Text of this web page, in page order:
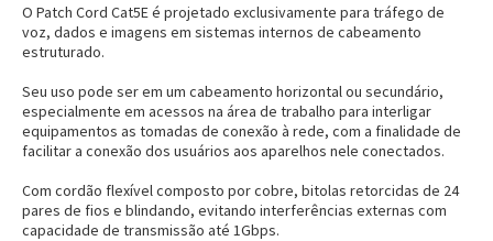
O Patch Cord Cat5E é projetado exclusivamente para tráfego de
voz, dados e imagens em sistemas internos de cabeamento
estruturado.
Seu uso pode ser em um cabeamento horizontal ou secundário,
especialmente em acessos na área de trabalho para interligar
equipamentos as tomadas de conexão à rede, com a finalidade de
facilitar a conexão dos usuários aos aparelhos nele conectados.
Com cordão flexível composto por cobre, bitolas retorcidas de 24
pares de fios e blindando, evitando interferências externas com
capacidade de transmissão até 1Gbps.